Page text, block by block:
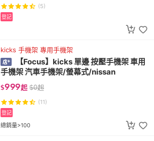
(5)
登記
kicks 手機架 專用手機架
【Focus】kicks 單邊 按壓手機架 車用
手機架 汽車手機架/螢幕式/nissan
$999起 $0起
(11)
總銷量>100
登記